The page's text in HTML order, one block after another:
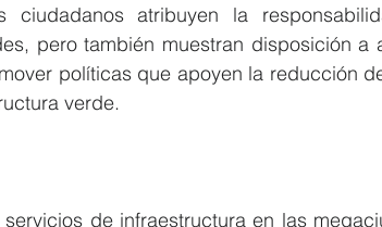
ciudadanos atribuyen la
pero también muestran disposición a
políticas que apoyen la reducción
verde.
de infraestructura en las